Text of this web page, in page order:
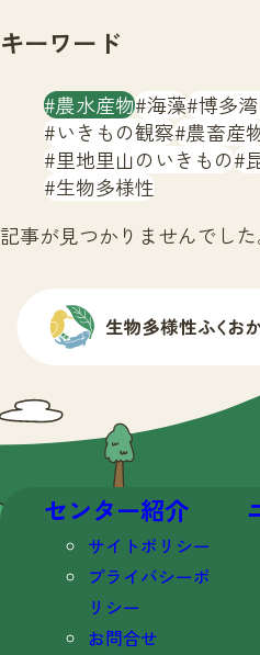
キーワード
農水産物 海藻 博多
いきもの観察 農畜産
里地里山のいきもの
生物多様性
記事が見つかりませんでした
センター紹介
サイトポリシー
プライバシーポ
リシー
お問合せ